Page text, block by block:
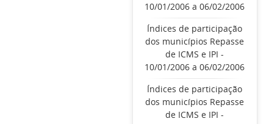
10/01/2006 a 06/02/2006
Índices de participação
dos municípios Repasse
de ICMS e IPI -
10/01/2006 a 06/02/2006
Índices de participação
dos municípios Repasse
de ICMS e IPI -